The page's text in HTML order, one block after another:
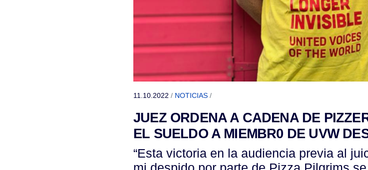
11.10.2022 / NOTICIAS /
JUEZ ORDENA A CADENA DE
EL SUELDO A MIEMBR0 DE UVW
“Esta victoria en la audiencia previa al